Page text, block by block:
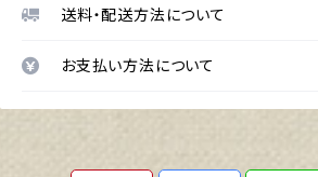
送料・配送方法について
お支払い方法について